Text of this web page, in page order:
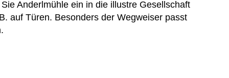
Anderlmühle ein in die illustre Gesellschaft
auf Türen. Besonders der Wegweiser passt